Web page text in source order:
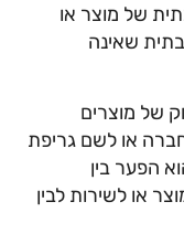
של מוצר או
שאינה
של מוצרים
או לשם גריפת
הפער בין
או לשירות לבין